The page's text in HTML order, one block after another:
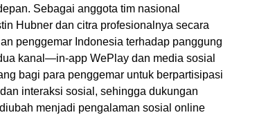
Sebagai anggota tim nasional
Hubner dan citra profesionalnya secara
penggemar Indonesia terhadap panggung
kanal—in-app WePlay dan media sosial
bagi para penggemar untuk berpartisipasi
interaksi sosial, sehingga dukungan
menjadi pengalaman sosial online